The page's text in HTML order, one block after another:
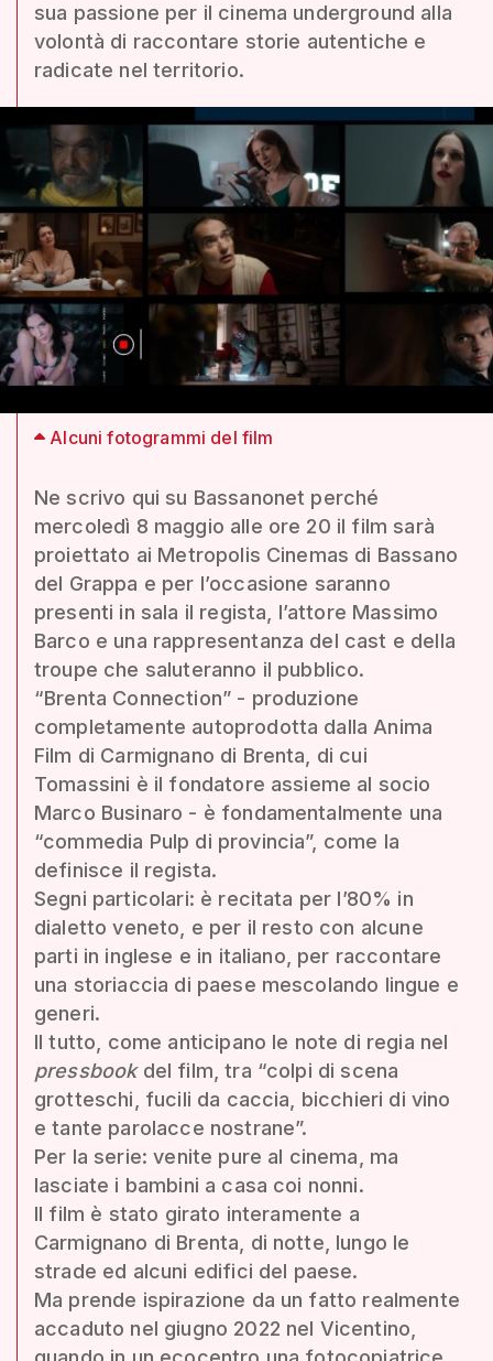
sua passione per il cinema underground alla
volontà di raccontare storie autentiche e
radicate nel territorio.
Alcuni fotogrammi del film
Ne scrivo qui su Bassanonet perché
mercoledì 8 maggio alle ore 20 il film sarà
proiettato ai Metropolis Cinemas di Bassano
del Grappa e per l’occasione saranno
presenti in sala il regista, l’attore Massimo
Barco e una rappresentanza del cast e della
troupe che saluteranno il pubblico.
“Brenta Connection” - produzione
completamente autoprodotta dalla Anima
Film di Carmignano di Brenta, di cui
Tomassini è il fondatore assieme al socio
Marco Businaro - è fondamentalmente una
“commedia Pulp di provincia”, come la
definisce il regista.
Segni particolari: è recitata per l’80% in
dialetto veneto, e per il resto con alcune
parti in inglese e in italiano, per raccontare
una storiaccia di paese mescolando lingue e
generi.
Il tutto, come anticipano le note di regia nel
pressbookdel film, tra “colpi di scena
grotteschi, fucili da caccia, bicchieri di vino
e tante parolacce nostrane”.
Per la serie: venite pure al cinema, ma
lasciate i bambini a casa coi nonni.
Il film è stato girato interamente a
Carmignano di Brenta, di notte, lungo le
strade ed alcuni edifici del paese.
Ma prende ispirazione da un fatto realmente
accaduto nel giugno 2022 nel Vicentino,